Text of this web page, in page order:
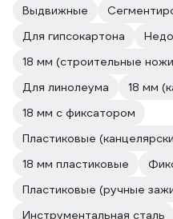
Выдвижные
Для гипсокартона
18 мм (строительные
Для линолеума
18 мм
18 мм с фиксатором
Пластиковые
18 мм пластиковые
Пластиковые (ручные
Инструментальная сталь